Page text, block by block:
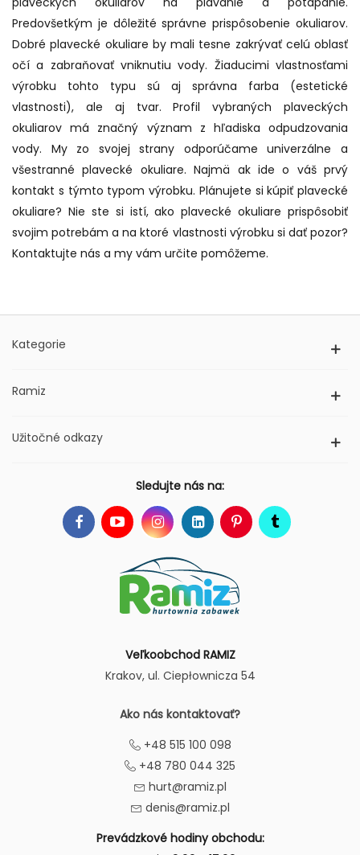
Predovšetkým je dôležité správne prispôsobenie okuliarov.
Dobré plavecké okuliare by mali tesne zakrývať celú oblasť
očí a zabraňovať vniknutiu vody. Žiaducimi vlastnosťami
výrobku tohto typu sú aj správna farba (estetické
vlastnosti), ale aj tvar. Profil vybraných plaveckých
okuliarov má značný význam z hľadiska odpudzovania
vody. My zo svojej strany odporúčame univerzálne a
všestranné plavecké okuliare. Najmä ak ide o váš prvý
kontakt s týmto typom výrobku. Plánujete si kúpiť plavecké
okuliare? Nie ste si istí, ako plavecké okuliare prispôsobiť
svojim potrebám a na ktoré vlastnosti výrobku si dať pozor?
Kontaktujte nás a my vám určite pomôžeme.
Kategorie
Ramiz
Užitočné odkazy
Sledujte nás na:
Veľkoobchod RAMIZ
Krakov, ul. Ciepłownicza 54
Ako nás kontaktovať?
+48 515 100 098
+48 780 044 325
hurt@ramiz.pl
denis@ramiz.pl
Prevádzkové hodiny obchodu: